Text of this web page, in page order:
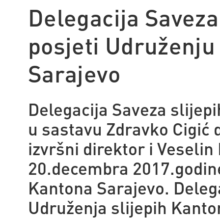
Delegacija
posjeti
Sarajevo
Delegacija Saveza
u sastavu Zdravko
izvršni direktor i Veselin
20.decembra
Kantona Sarajevo.
Udruženja slijepih